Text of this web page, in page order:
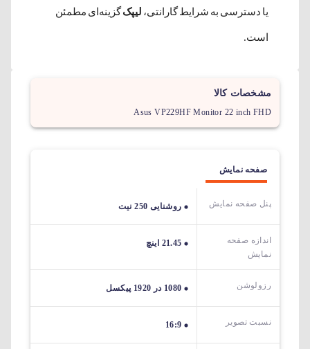
یا دسترسی به شرایط گارانتی، لیپکگزینه‌ای مطمئن
است.
مشخصات کالا
Asus VP229HF Monitor 22 inch FHD
صفحه نمایش
پنل صفحه نمایش روشنایی 250 نیت
اندازه صفحه
نمایش
21.45 اینچ
رزولوشن 1080 در 1920 پیکسل
نسبت تصویر 16:9